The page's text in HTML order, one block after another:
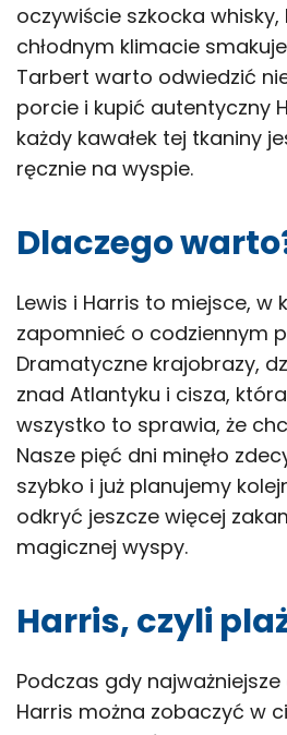
oczywiście szkocka
chłodnym klimacie
Tarbert warto odwiedzić
porcie i kupić autentyczny
każdy kawałek tej tkaniny
ręcznie na wyspie.
Dlaczego
Lewis i Harris to miejsce, w
zapomnieć o codziennym
Dramatyczne krajobrazy,
znad Atlantyku i cisza,
wszystko to sprawia, że
Nasze pięć dni minęło
szybko i już planujemy
odkryć jeszcze więcej
magicznej wyspy.
Harris, czyli
Podczas gdy
Harris można zobaczyć w